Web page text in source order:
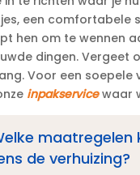
een comfortabele
hen om te wennen
dingen.​ Vergeet
Voor een soepele
inpakservicewaar
maatregelen
de verhuizing?